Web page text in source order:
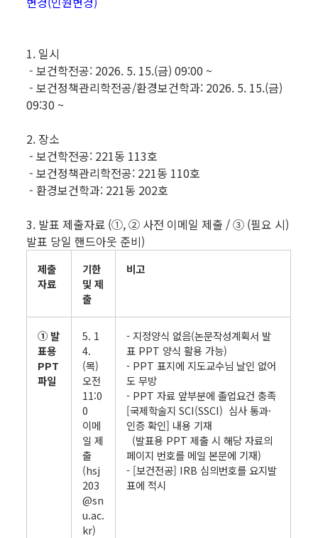
1. 일시
- 보건학전공: 2026. 5. 15.(금) 09:00 ~
- 보건정책관리학전공/환경보건학과: 2026. 5. 15.(금)
09:30 ~
2. 장소
- 보건학전공: 221동 113호
- 보건정책관리학전공: 221동 110호
- 환경보건학과: 221동 202호
3. 발표 제출자료 (①, ② 사전 이메일 제출 / ③ (필요 시)
발표 당일 핸드아웃 준비)
제출
자료
기한
및 제
출
비고
① 발
표용
PPT
파일
5. 1
4.
(목)
오전
11:0
0
이메
일 제
출
(hsj
203
@sn
u.ac.
kr)
- 지정양식 없음(논문작성계획서 발
표 PPT 양식 활용 가능)
- PPT 표지에 지도교수님 날인 없어
도 무방
- PPT 자료 앞부분에 졸업요건 충족
[국제학술지 SCI(SSCI) 심사 통과·
인증 확인] 내용 기재
(발표용 PPT 제출 시 해당 자료의
페이지 번호를 메일 본문에 기재)
- [보건전공] IRB 심의번호를 요지발
표에 적시